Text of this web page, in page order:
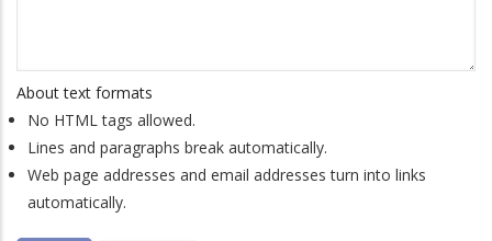
About text formats
No HTML tags allowed.
Lines and paragraphs break automatically.
Web page addresses and email addresses turn into links
automatically.